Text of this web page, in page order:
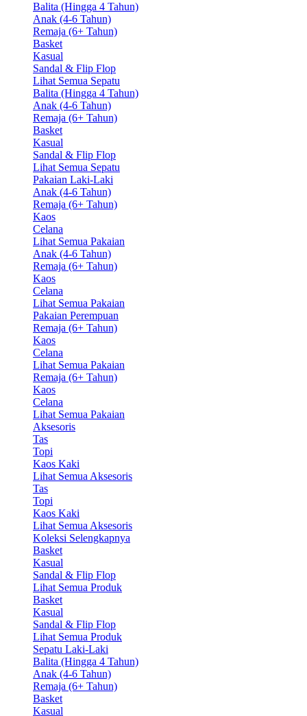
Balita (Hingga 4 Tahun)
Anak (4-6 Tahun)
Remaja (6+ Tahun)
Basket
Kasual
Sandal & Flip Flop
Lihat Semua Sepatu
Balita (Hingga 4 Tahun)
Anak (4-6 Tahun)
Remaja (6+ Tahun)
Basket
Kasual
Sandal & Flip Flop
Lihat Semua Sepatu
Pakaian Laki-Laki
Anak (4-6 Tahun)
Remaja (6+ Tahun)
Kaos
Celana
Lihat Semua Pakaian
Anak (4-6 Tahun)
Remaja (6+ Tahun)
Kaos
Celana
Lihat Semua Pakaian
Pakaian Perempuan
Remaja (6+ Tahun)
Kaos
Celana
Lihat Semua Pakaian
Remaja (6+ Tahun)
Kaos
Celana
Lihat Semua Pakaian
Aksesoris
Tas
Topi
Kaos Kaki
Lihat Semua Aksesoris
Tas
Topi
Kaos Kaki
Lihat Semua Aksesoris
Koleksi Selengkapnya
Basket
Kasual
Sandal & Flip Flop
Lihat Semua Produk
Basket
Kasual
Sandal & Flip Flop
Lihat Semua Produk
Sepatu Laki-Laki
Balita (Hingga 4 Tahun)
Anak (4-6 Tahun)
Remaja (6+ Tahun)
Basket
Kasual